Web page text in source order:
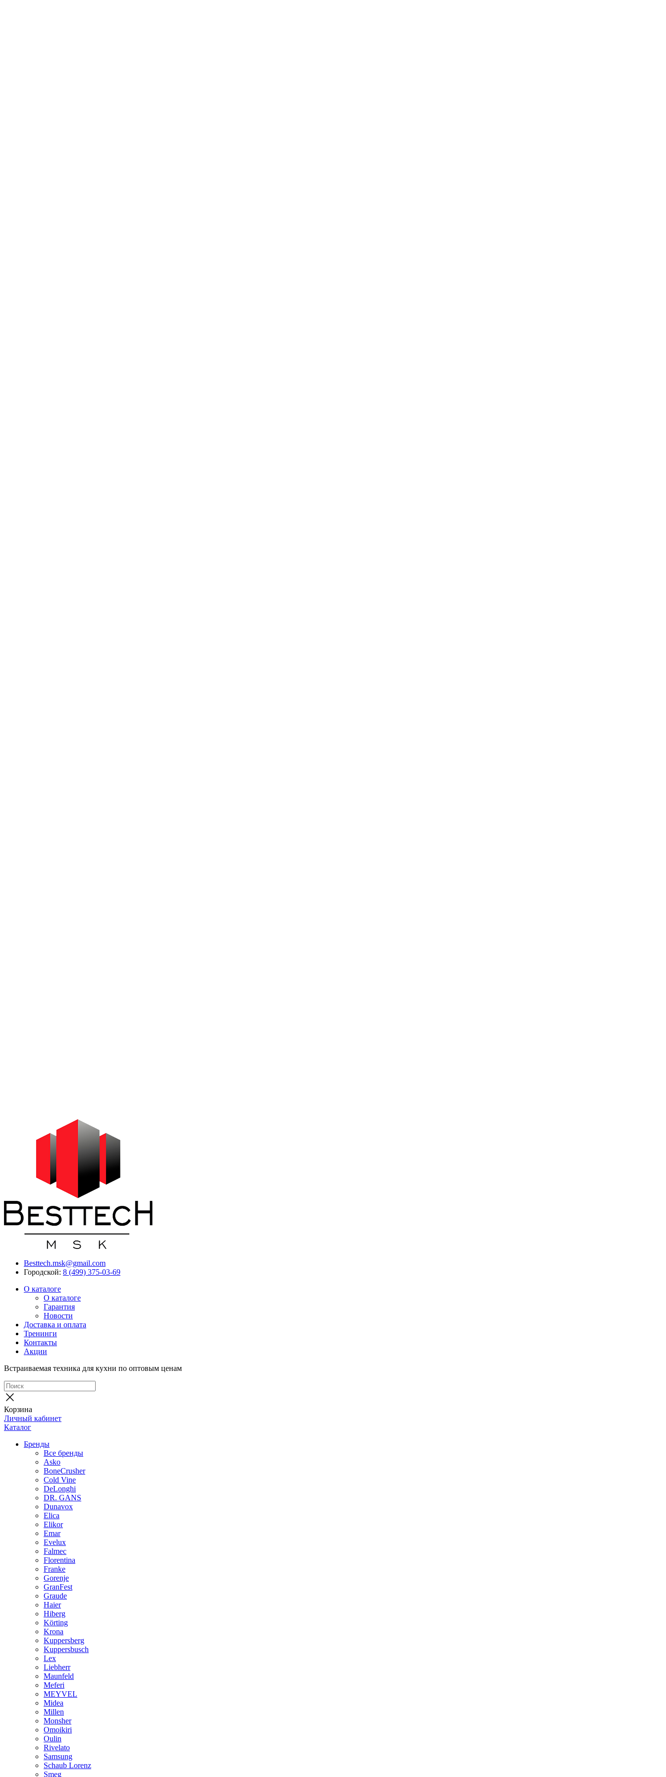
Besttech.msk@gmail.com
Городской: 8 (499) 375-03-69
О каталоге
О каталоге
Гарантия
Новости
Доставка и оплата
Тренинги
Контакты
Акции
Встраиваемая техника для кухни по оптовым ценам
Корзина
Личный кабинет
Каталог
Бренды
Все бренды
Asko
BoneCrusher
Cold Vine
DeLonghi
DR. GANS
Dunavox
Elica
Elikor
Emar
Evelux
Falmec
Florentina
Franke
Gorenje
GranFest
Graude
Haier
Hiberg
Körting
Krona
Kuppersberg
Kuppersbusch
Lex
Liebherr
Maunfeld
Meferi
MEYVEL
Midea
Millen
Monsher
Omoikiri
Oulin
Rivelato
Samsung
Schaub Lorenz
Smeg